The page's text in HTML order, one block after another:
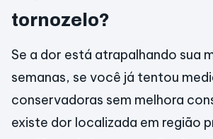
tornozelo?
Se a dor está atrapalhando sua
semanas, se você já tentou
conservadoras sem melhora
existe dor localizada em região